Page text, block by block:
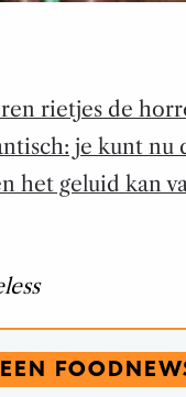
rietjes de
je kunt nu
het geluid kan